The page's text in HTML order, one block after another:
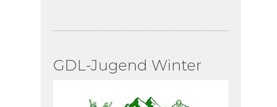
GDL-Jugend Winter